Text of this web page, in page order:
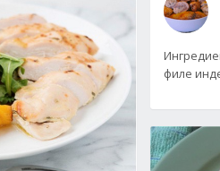
Ингредиенты: куриные
филе